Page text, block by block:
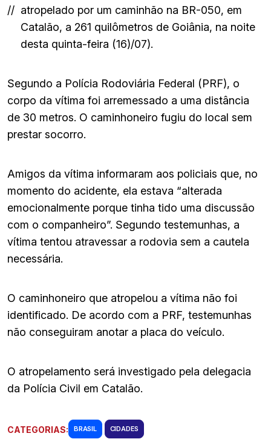
// atropelado por um caminhão na BR-050, em
Catalão, a 261 quilômetros de Goiânia, na noite
desta quinta-feira (16)/07).
Segundo a Polícia Rodoviária Federal (PRF), o
corpo da vítima foi arremessado a uma distância
de 30 metros. O caminhoneiro fugiu do local sem
prestar socorro.
Amigos da vítima informaram aos policiais que, no
momento do acidente, ela estava “alterada
emocionalmente porque tinha tido uma discussão
com o companheiro”. Segundo testemunhas, a
vítima tentou atravessar a rodovia sem a cautela
necessária.
O caminhoneiro que atropelou a vítima não foi
identificado. De acordo com a PRF, testemunhas
não conseguiram anotar a placa do veículo.
O atropelamento será investigado pela delegacia
da Polícia Civil em Catalão.
CATEGORIAS: BRASIL CIDADES